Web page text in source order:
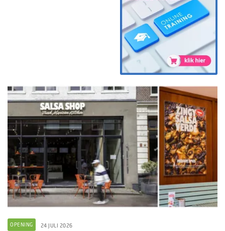
OPENING 24 JULI 2026